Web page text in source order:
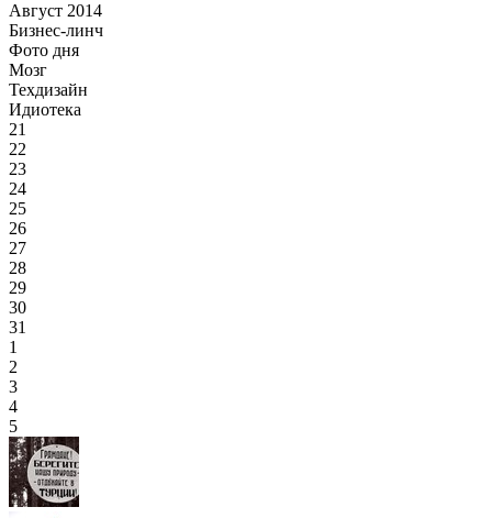
Август 2014
Бизнес-линч
Фото дня
Мозг
Техдизайн
Идиотека
21
22
23
24
25
26
27
28
29
30
31
1
2
3
4
5